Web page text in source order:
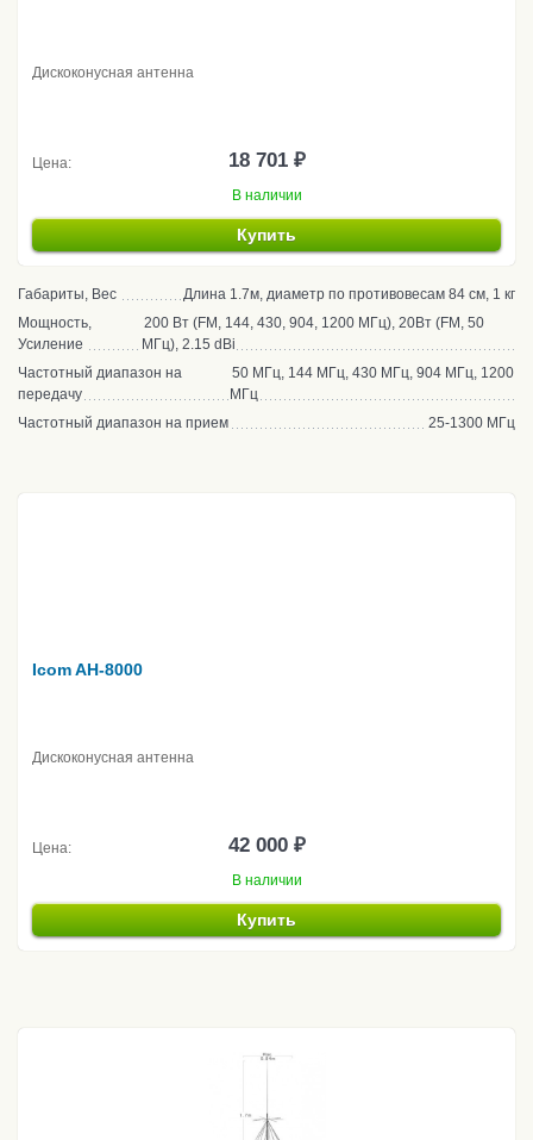
Дискоконусная антенна
Цена: 18 701 ₽
В наличии
Купить
Габариты, Вес
Длина 1.7м, диаметр по противовесам 84 см, 1 кг
Мощность,
Усиление
200 Вт (FM, 144, 430, 904, 1200 МГц), 20Вт (FM, 50
МГц), 2.15 dBi
Частотный диапазон на
передачу
50 МГц, 144 МГц, 430 МГц, 904 МГц, 1200
МГц
Частотный диапазон на прием
25-1300 МГц
Icom AH-8000
Дискоконусная антенна
Цена: 42 000 ₽
В наличии
Купить